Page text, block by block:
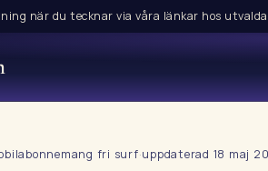
när du tecknar via våra länkar hos utvalda
fri surf·uppdaterad 18 maj